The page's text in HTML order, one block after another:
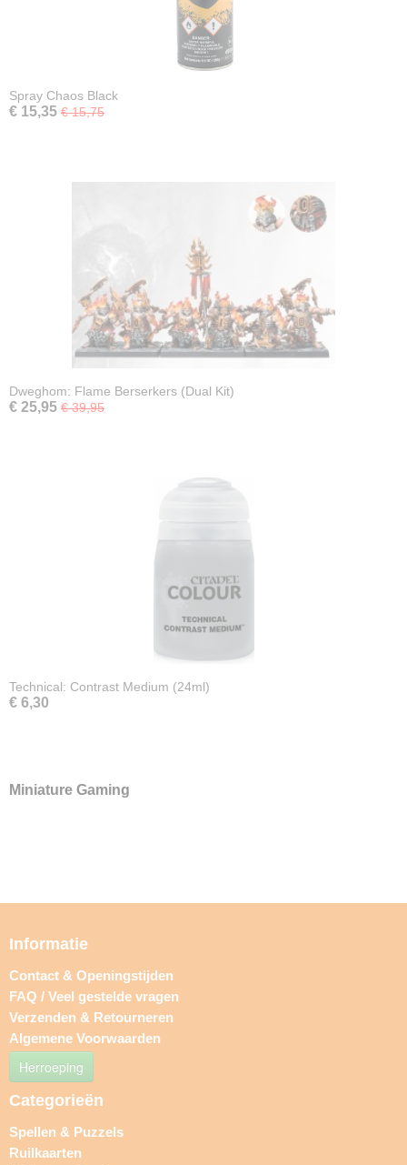
Spray Chaos Black
€ 15,35 € 15,75
Dweghom: Flame Berserkers (Dual Kit)
€ 25,95 € 39,95
Technical: Contrast Medium (24ml)
€ 6,30
Miniature Gaming
Informatie
Contact & Openingstijden
FAQ / Veel gestelde vragen
Verzenden & Retourneren
Algemene Voorwaarden
Herroeping
Categorieën
Spellen & Puzzels
Ruilkaarten